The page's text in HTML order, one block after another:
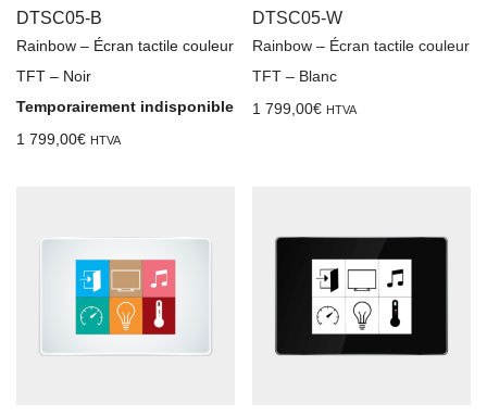
DTSC05-B
Rainbow – Écran tactile couleur
TFT – Noir
Temporairement indisponible
1 799,00€ HTVA
DTSC05-W
Rainbow – Écran tactile couleur
TFT – Blanc
1 799,00€ HTVA